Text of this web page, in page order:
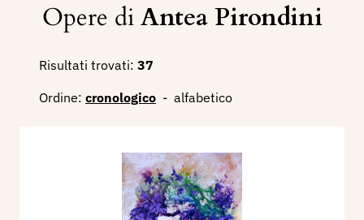
Opere diAntea Pirondini
Risultati trovati: 37
Ordine: cronologico - alfabetico